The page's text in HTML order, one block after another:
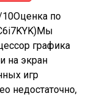
10Оценка по
графика
на экран
игр
недостаточно,